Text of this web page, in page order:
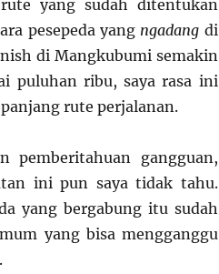
yang sudah ditentukan
pesepeda yang ngadang di
di Mangkubumi semakin
puluhan ribu, saya rasa ini
rute perjalanan.
pemberitahuan gangguan,
ini pun saya tidak tahu.
yang bergabung itu sudah
yang bisa mengganggu